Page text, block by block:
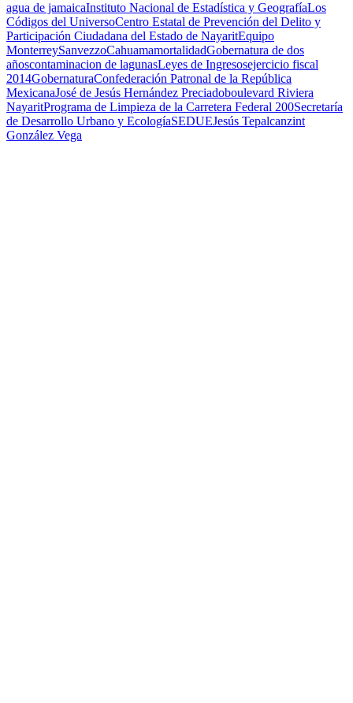
agua de jamaicaInstituto Nacional de Estadística y GeografíaLos
Códigos del UniversoCentro Estatal de Prevención del Delito y
Participación Ciudadana del Estado de NayaritEquipo
MonterreySanvezzoCahuamamortalidadGobernatura de dos
añoscontaminacion de lagunasLeyes de Ingresosejercicio fiscal
2014GobernaturaConfederación Patronal de la República
MexicanaJosé de Jesús Hernández Preciadoboulevard Riviera
NayaritPrograma de Limpieza de la Carretera Federal 200Secretaría
de Desarrollo Urbano y EcologíaSEDUEJesús Tepalcanzint
González Vega